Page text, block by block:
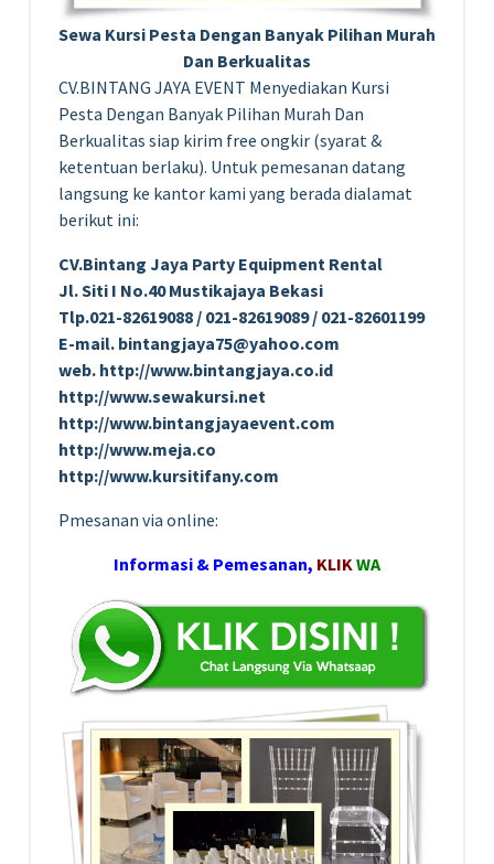
Sewa Kursi Pesta Dengan Banyak Pilihan Murah
Dan Berkualitas
CV.BINTANG JAYA EVENT Menyediakan Kursi
Pesta Dengan Banyak Pilihan Murah Dan
Berkualitas siap kirim free ongkir (syarat &
ketentuan berlaku). Untuk pemesanan datang
langsung ke kantor kami yang berada dialamat
berikut ini:
CV.Bintang Jaya Party Equipment Rental
Jl. Siti I No.40 Mustikajaya Bekasi
Tlp.021-82619088 / 021-82619089 / 021-82601199
E-mail. bintangjaya75@yahoo.com
web. http://www.bintangjaya.co.id
http://www.sewakursi.net
http://www.bintangjayaevent.com
http://www.meja.co
http://www.kursitifany.com
Pmesanan via online:
Informasi & Pemesanan, KLIK WA